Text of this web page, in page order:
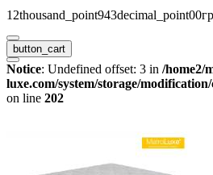
button_cart
Notice: Undefined offset: 3 in /home2/
luxe.com/system/storage/
on line 202